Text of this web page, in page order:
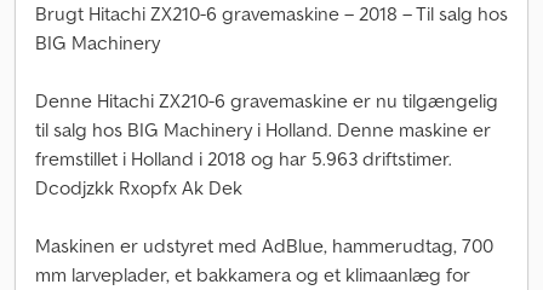
Brugt Hitachi ZX210-6 gravemaskine – 2018 – Til salg hos
BIG Machinery
Denne Hitachi ZX210-6 gravemaskine er nu tilgængelig
til salg hos BIG Machinery i Holland. Denne maskine er
fremstillet i Holland i 2018 og har 5.963 driftstimer.
Dcodjzkk Rxopfx Ak Dek
Maskinen er udstyret med AdBlue, hammerudtag, 700
mm larveplader, et bakkamera og et klimaanlæg for